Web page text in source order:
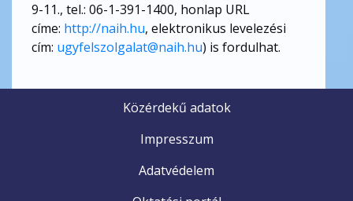
9-11., tel.: 06-1-391-1400, honlap URL
címe: http://naih.hu, elektronikus levelezési
cím: ugyfelszolgalat@naih.hu) is fordulhat.
Közérdekű adatok
Impresszum
Adatvédelem